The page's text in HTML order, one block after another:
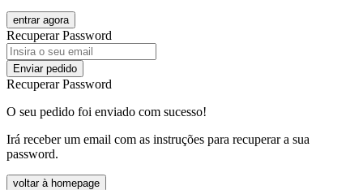
entrar agora
Recuperar Password
Enviar pedido
Recuperar Password
O seu pedido foi enviado com sucesso!
Irá receber um email com as instruções para recuperar a sua
password.
voltar à homepage